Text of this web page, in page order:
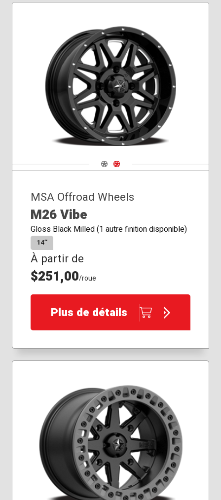
Navigate 1
Navigate 2
MSA Offroad Wheels
M26 Vibe
Gloss Black Milled (1 autre finition disponible)
14″
À partir de
$251,00/roue
Plus de détails